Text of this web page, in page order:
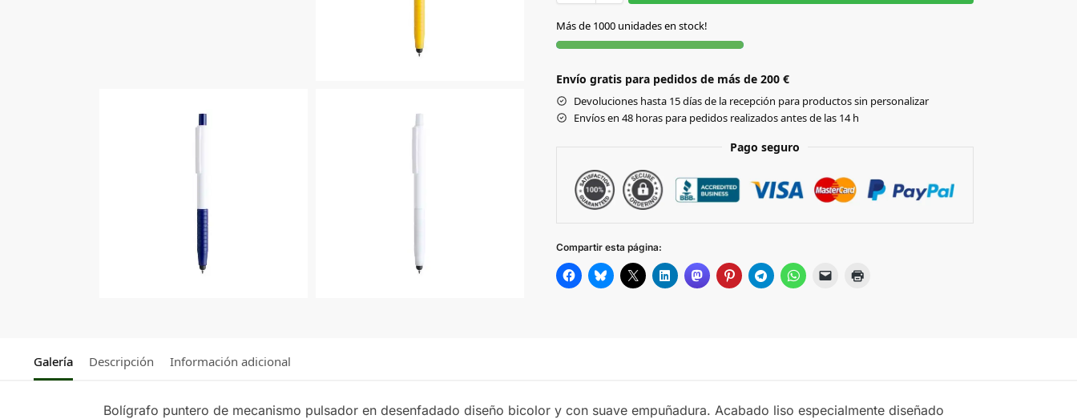
AMARILLO
AZUL
BLANCO
NARANJA
ROJO
Más de 1000 unidades en stock!
Envío gratis para pedidos de más de 200 €
Devoluciones hasta 15 días de la recepción para productos sin personalizar
Envíos en 48 horas para pedidos realizados antes de las 14 h
Pago seguro
Compartir esta página:
Galería Descripción Información adicional
Bolígrafo puntero de mecanismo pulsador en desenfadado diseño bicolor y con suave empuñadura. Acabado liso especialmente diseñado